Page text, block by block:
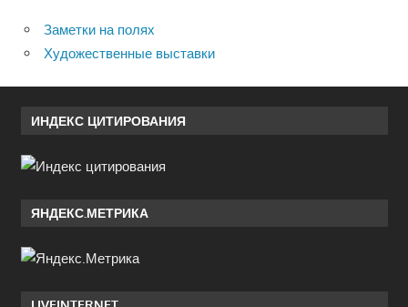
Заметки на полях
Художественные выставки
ИНДЕКС ЦИТИРОВАНИЯ
ЯНДЕКС.МЕТРИКА